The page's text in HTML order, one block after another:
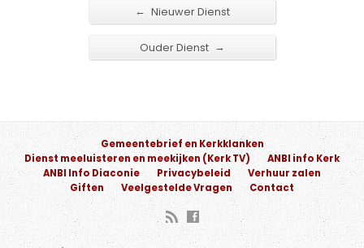
← Nieuwer Dienst
Ouder Dienst →
Gemeentebrief en Kerkklanken
Dienst meeluisteren en meekijken (Kerk TV)
ANBI info Kerk
ANBI Info Diaconie
Privacybeleid
Verhuur zalen
Giften
Veelgestelde Vragen Contact